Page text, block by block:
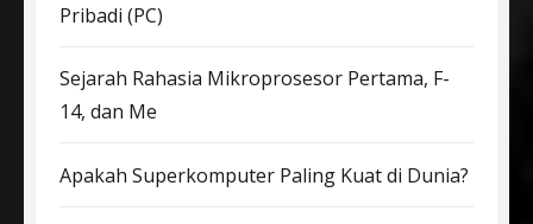
Pribadi (PC)
Sejarah Rahasia Mikroprosesor Pertama, F-
14, dan Me
Apakah Superkomputer Paling Kuat di Dunia?